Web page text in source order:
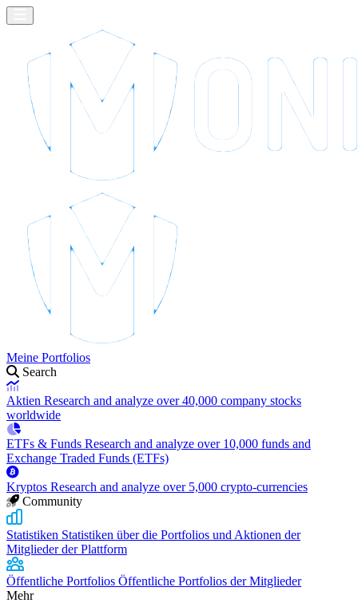
Meine Portfolios
Search
Aktien Research and analyze over 40,000 company stocks
worldwide
ETFs & Funds Research and analyze over 10,000 funds and
Exchange Traded Funds (ETFs)
Kryptos Research and analyze over 5,000 crypto-currencies
Community
Statistiken Statistiken über die Portfolios und Aktionen der
Mitglieder der Plattform
Öffentliche Portfolios Öffentliche Portfolios der Mitglieder
Mehr